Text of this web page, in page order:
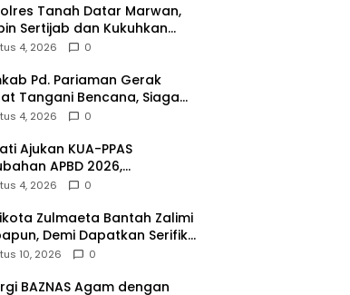
Tanah Datar Marwan,
Sertijab dan Kukuhkan
Polres
4, 2026 0
Pd. Pariaman Gerak
Tangani Bencana, Siaga
Ekstrem
4, 2026 0
Ajukan KUA-PPAS
APBD 2026,
Pasbar Naik 15
4, 2026 0
Zulmaeta Bantah Zalimi
Demi Dapatkan Serifikat
Tanah Pasar Payakumbuh
10, 2026 0
BAZNAS Agam dengan